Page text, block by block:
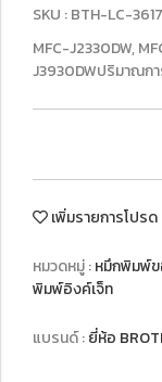
SKU : BTH-LC-
MFC-J2330DW,
J3930DWปริมาณก
เพิ่มรายการโปรด
หมวดหมู่ :หมึกพิมพ์
พิมพ์อิงค์เจ็ท
แบรนด์ :ยี่ห้อ